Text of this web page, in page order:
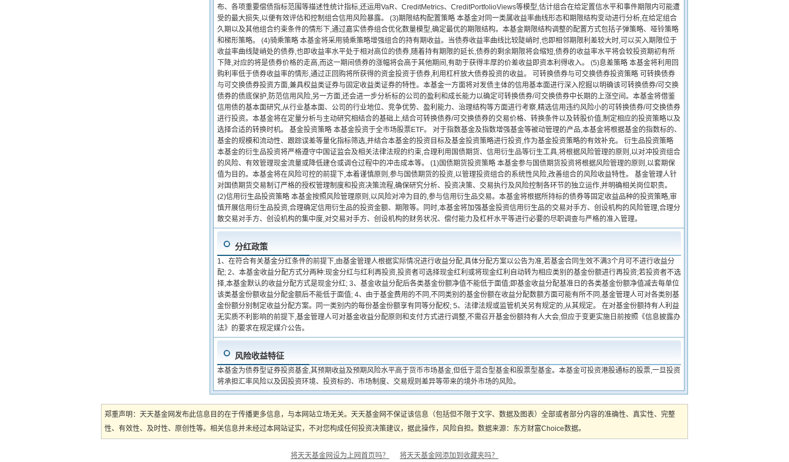
布、各项重要偿债指标范围等描述性统计指标,还运用VaR、CreditMetrics、CreditPortfolioViews等模型,估计组合在给定置信水平和事件期限内可能遭
受的最大损失,以便有效评估和控制组合信用风险暴露。 (3)期限结构配置策略 本基金对同一类属收益率曲线形态和期限结构变动进行分析,在给定组合
久期以及其他组合约束条件的情形下,通过嘉实债券组合优化数量模型,确定最优的期限结构。本基金期限结构调整的配置方式包括子弹策略、哑铃策略
和梯形策略。 (4)骑乘策略 本基金将采用骑乘策略增强组合的持有期收益。当债券收益率曲线比较陡峭时,也即相邻期限利差较大时,可以买入期限位于
收益率曲线陡峭处的债券,也即收益率水平处于相对高位的债券,随着持有期限的延长,债券的剩余期限将会缩短,债券的收益率水平将会较投资期初有所
下降,对应的将是债券价格的走高,而这一期间债券的涨幅将会高于其他期间,有助于获得丰厚的价差收益即资本利得收入。 (5)息差策略 本基金将利用回
购利率低于债券收益率的情形,通过正回购将所获得的资金投资于债券,利用杠杆放大债券投资的收益。 可转换债券与可交换债券投资策略 可转换债券
与可交换债券投资方面,兼具权益类证券与固定收益类证券的特性。本基金一方面将对发债主体的信用基本面进行深入挖掘以明确该可转换债券/可交换
债券的债底保护,防范信用风险,另一方面,还会进一步分析标的公司的盈利和成长能力以确定可转换债券/可交换债券中长期的上涨空间。本基金将借鉴
信用债的基本面研究,从行业基本面、公司的行业地位、竞争优势、盈利能力、治理结构等方面进行考察,精选信用违约风险小的可转换债券/可交换债券
进行投资。本基金将在定量分析与主动研究相结合的基础上,结合可转换债券/可交换债券的交易价格、转换条件以及转股价值,制定相应的投资策略以及
选择合适的转换时机。 基金投资策略 本基金投资于全市场股票ETF。 对于指数基金及指数增强基金等被动管理的产品,本基金将根据基金的指数标的、
基金的规模和流动性、跟踪误差等量化指标筛选,并结合本基金的投资目标及基金投资策略进行投资,作为基金投资策略的有效补充。 衍生品投资策略
本基金的衍生品投资将严格遵守中国证监会及相关法律法规的约束,合理利用国债期货、信用衍生品等衍生工具,将根据风险管理的原则,以对冲投资组合
的风险、有效管理现金流量或降低建仓或调仓过程中的冲击成本等。 (1)国债期货投资策略 本基金参与国债期货投资将根据风险管理的原则,以套期保
值为目的。本基金将在风险可控的前提下,本着谨慎原则,参与国债期货的投资,以管理投资组合的系统性风险,改善组合的风险收益特性。 基金管理人针
对国债期货交易制订严格的授权管理制度和投资决策流程,确保研究分析、投资决策、交易执行及风险控制各环节的独立运作,并明确相关岗位职责。
(2)信用衍生品投资策略 本基金按照风险管理原则,以风险对冲为目的,参与信用衍生品交易。本基金将根据所持标的债券等固定收益品种的投资策略,审
慎开展信用衍生品投资,合理确定信用衍生品的投资金额、期限等。同时,本基金将加强基金投资信用衍生品的交易对手方、创设机构的风险管理,合理分
散交易对手方、创设机构的集中度,对交易对手方、创设机构的财务状况、偿付能力及杠杆水平等进行必要的尽职调查与严格的准入管理。
分红政策
1、在符合有关基金分红条件的前提下,由基金管理人根据实际情况进行收益分配,具体分配方案以公告为准,若基金合同生效不满3个月可不进行收益分
配; 2、本基金收益分配方式分两种:现金分红与红利再投资,投资者可选择现金红利或将现金红利自动转为相应类别的基金份额进行再投资;若投资者不选
择,本基金默认的收益分配方式是现金分红; 3、基金收益分配后各类基金份额净值不能低于面值;即基金收益分配基准日的各类基金份额净值减去每单位
该类基金份额收益分配金额后不能低于面值; 4、由于基金费用的不同,不同类别的基金份额在收益分配数额方面可能有所不同,基金管理人可对各类别基
金份额分别制定收益分配方案。同一类别内的每份基金份额享有同等分配权; 5、法律法规或监管机关另有规定的,从其规定。 在对基金份额持有人利益
无实质不利影响的前提下,基金管理人可对基金收益分配原则和支付方式进行调整,不需召开基金份额持有人大会,但应于变更实施日前按照《信息披露办
法》的要求在规定媒介公告。
风险收益特征
本基金为债券型证券投资基金,其预期收益及预期风险水平高于货币市场基金,但低于混合型基金和股票型基金。本基金可投资港股通标的股票,一旦投资
将承担汇率风险以及因投资环境、投资标的、市场制度、交易规则差异等带来的境外市场的风险。
郑重声明：天天基金网发布此信息目的在于传播更多信息，与本网站立场无关。天天基金网不保证该信息（包括但不限于文字、数据及图表）全部或者部分内容的准确性、真实性、完整
性、有效性、及时性、原创性等。相关信息并未经过本网站证实，不对您构成任何投资决策建议，据此操作，风险自担。数据来源：东方财富Choice数据。
将天天基金网设为上网首页吗？ 将天天基金网添加到收藏夹吗？